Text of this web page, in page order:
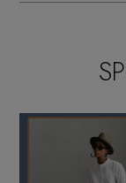
メルマガ